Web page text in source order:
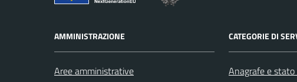
AMMINISTRAZIONE
Aree amministrative
CATEGORIE DI
Anagrafe e stato